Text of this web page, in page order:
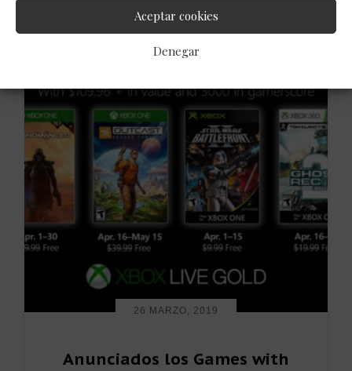
Aceptar cookies
Denegar
26 MARZO, 2019
Anunciados los Games with